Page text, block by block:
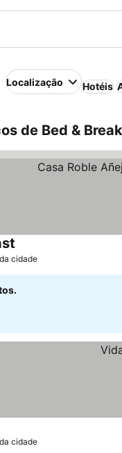
Localização Hotéis
de Bed &
cidade
cidade